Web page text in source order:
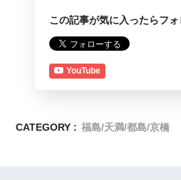
この記事が気に入ったらフォ
YouTube
CATEGORY : 福島/天満/都島/京橋